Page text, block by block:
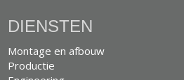
DIENSTEN
Montage en afbouw
Productie